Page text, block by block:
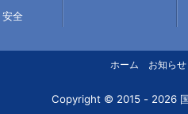
安全
ホーム お知らせ
Copyright © 2015 - 2026